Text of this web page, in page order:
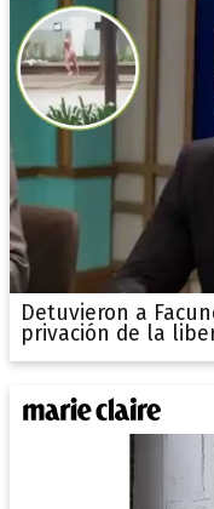
Detuvieron a
privación de la